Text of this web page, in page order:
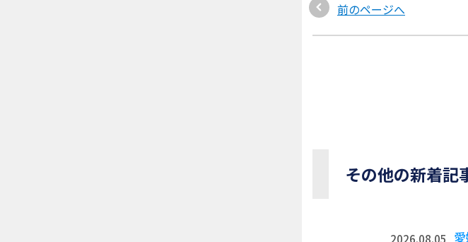
前のページへ
その他の新着記
2026.08.05